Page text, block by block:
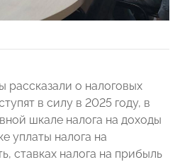
рассказали о налоговых
в силу в 2025 году, в
шкале налога на доходы
уплаты налога на
ставках налога на прибыль